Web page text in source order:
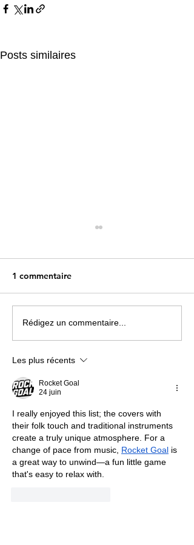
Posts similaires
5 anecdotes sur la
comptine « Ah les
1 commentaire
Rédigez un commentaire...
Les plus récents
Rocket Goal
24 juin
I really enjoyed this list; the covers with
their folk touch and traditional instruments
create a truly unique atmosphere. For a
change of pace from music, Rocket Goal is
a great way to unwind—a fun little game
that's easy to relax with.